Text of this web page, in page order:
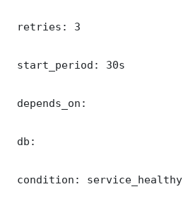
retries: 3
start_period: 30s
depends_on:
db:
condition: service_healthy